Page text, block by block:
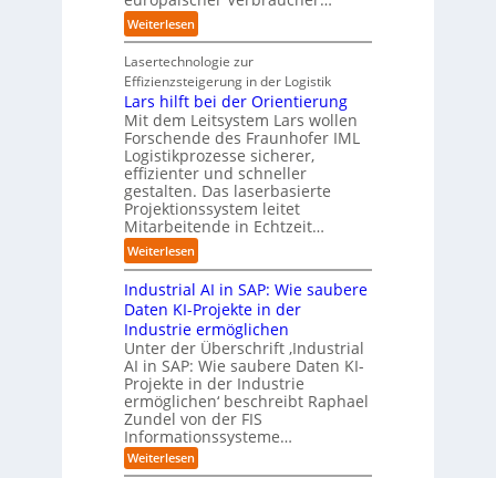
i
e
r
u
n
g
s
l
ö
s
u
n
g
e
n
n
d
t
r
i
e
a
u
t
o
m
a
i
s
i
e
r
u
n
g
d
u
t
r
i
a
l
B
s
i
n
e
s
s
E
c
y
s
t
e
m
o
m
a
t
i
o
n
.
O
g
w
ä
c
h
s
t
w
e
i
t
e
r
Weiterlesen:
S
t
u
d
i
e
z
e
i
g
t
M
i
s
s
r
a
u
e
n
g
e
g
Lasertechnologie zur
Effizienzsteigerung in der Logistik
Lars hilft bei der Orientierung
Mit dem Leitsystem Lars wollen
Forschende des Fraunhofer IML
Logistikprozesse sicherer,
effizienter und schneller
gestalten. Das laserbasierte
Projektionssystem leitet
Mitarbeitende in Echtzeit…
Weiterlesen:
L
a
r
s
h
l
f
t
b
e
Industrial AI in SAP: Wie saubere
Daten KI-Projekte in der
Industrie ermöglichen
Unter der Überschrift ‚Industrial
AI in SAP: Wie saubere Daten KI-
Projekte in der Industrie
ermöglichen‘ beschreibt Raphael
Zundel von der FIS
Informationssysteme…
Weiterlesen:
I